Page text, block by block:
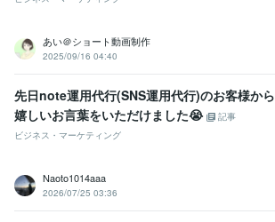
あい＠ショート動画制作
2025/09/16 04:40
先日note運用代行(SNS運用代行)のお客様から
嬉しいお言葉をいただけました😭
記事
ビジネス・マーケティング
Naoto1014aaa
2026/07/25 03:36